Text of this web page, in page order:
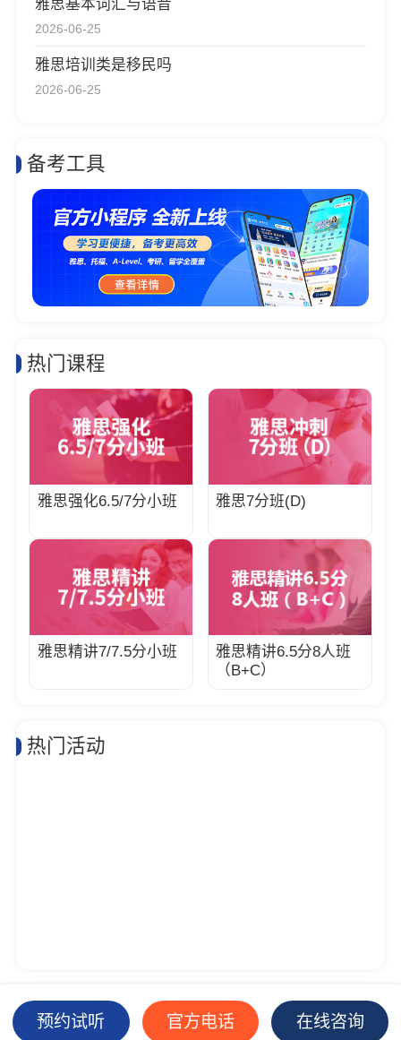
雅思基本词汇与语音
2026-06-25
雅思培训类是移民吗
2026-06-25
备考工具
热门课程
雅思强化6.5/7分小班 雅思7分班(D)
雅思精讲7/7.5分小班
雅思精讲6.5分8人班
（B+C）
热门活动
预约试听 官方电话 在线咨询